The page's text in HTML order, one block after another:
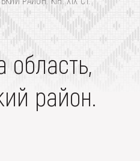
область,
район.